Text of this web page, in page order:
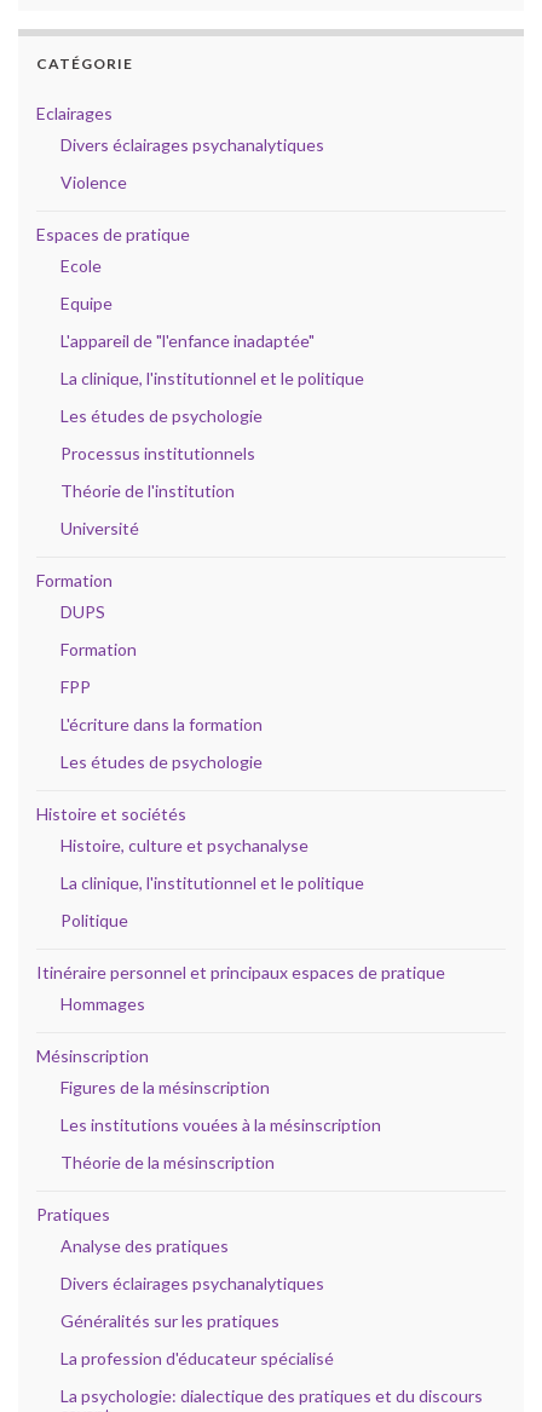
CATÉGORIE
Eclairages
Divers éclairages psychanalytiques
Violence
Espaces de pratique
Ecole
Equipe
L'appareil de "l'enfance inadaptée"
La clinique, l'institutionnel et le politique
Les études de psychologie
Processus institutionnels
Théorie de l'institution
Université
Formation
DUPS
Formation
FPP
L'écriture dans la formation
Les études de psychologie
Histoire et sociétés
Histoire, culture et psychanalyse
La clinique, l'institutionnel et le politique
Politique
Itinéraire personnel et principaux espaces de pratique
Hommages
Mésinscription
Figures de la mésinscription
Les institutions vouées à la mésinscription
Théorie de la mésinscription
Pratiques
Analyse des pratiques
Divers éclairages psychanalytiques
Généralités sur les pratiques
La profession d'éducateur spécialisé
La psychologie: dialectique des pratiques et du discours